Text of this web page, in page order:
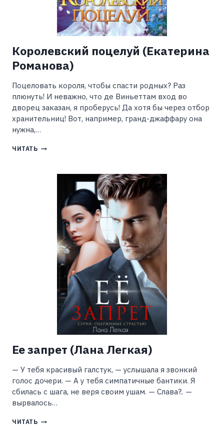
Королевский поцелуй (Екатерина
Романова)
Поцеловать короля, чтобы спасти родных? Раз
плюнуть! И неважно, что де Виньеттам вход во
дворец заказан, я проберусь! Да хотя бы через отбор
хранительниц! Вот, например, гранд-джаффару она
нужна,…
ЧИТАТЬ КОРОЛЕВСКИЙ
РОМАНОВА)
Ее запрет (Лана Легкая)
— У тебя красивый галстук, — услышала я звонкий
голос дочери. — А у тебя симпатичные бантики. Я
сбилась с шага, не веря своим ушам. — Слава?.. —
вырвалось…
ЧИТАТЬ ЕЕ